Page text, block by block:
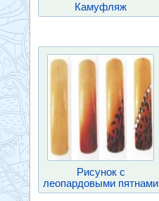
Камуфляж
Рисунок с
леопардовыми пятнами